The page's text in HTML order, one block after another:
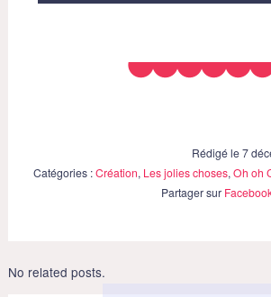
Rédigé le 7
Catégories :Création, Les jolies choses,Oh oh
Partager sur
No related posts.